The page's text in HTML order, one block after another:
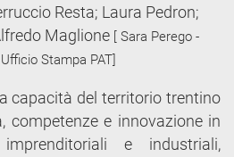
Resta; Laura Pedron;
Maglione [ Sara Perego -
Stampa PAT]
capacità del territorio trentino
competenze e innovazione in
e industriali,